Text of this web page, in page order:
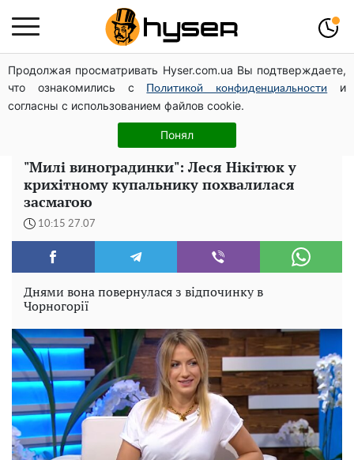
Продолжая просматривать Hyser.com.ua Вы подтверждаете,
что ознакомились с
Политикой конфиденциальности
и
согласны с использованием файлов cookie.
Понял
Гола Олена Тополя у цікавих позах змусила відвисати
щелепи: злив відео – було лише початком
Олена Тополя злив відео – це далеко не все: фронтмен
"Антитіла" Тарас Тополя став наступним
"Милі виноградинки": Леся Нікітюк у
крихітному купальнику похвалилася
засмагою
10:15 27.07
Днями вона повернулася з відпочинку в
Чорногорії